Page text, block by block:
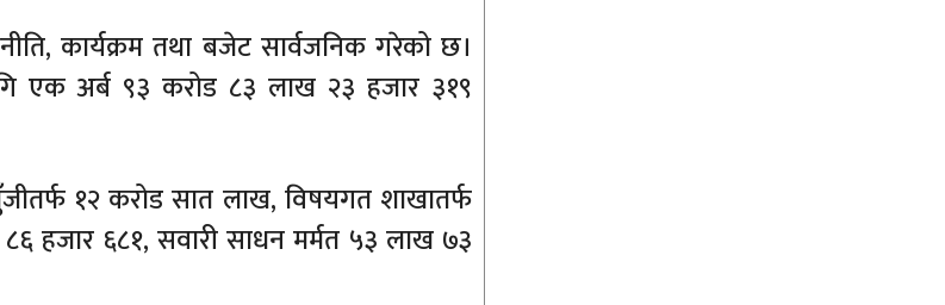
कार्यक्रम तथा बजेट सार्वजनिक गरेको छ।
एक अर्ब ९३ करोड ८३ लाख २३ हजार ३१९
१२ करोड सात लाख, विषयगत शाखातर्फ
हजार ६८१, सवारी साधन मर्मत ५३ लाख ७३